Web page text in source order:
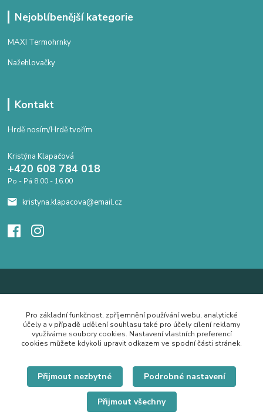
Nejoblíbenější kategorie
MAXI Termohrnky
Nažehlovačky
Kontakt
Hrdě nosím/Hrdě tvořím
Kristýna Klapačová
+420 608 784 018
Po - Pá 8.00 - 16.00
kristyna.klapacova@email.cz
Pro základní funkčnost, zpříjemnění používání webu, analytické
účely a v případě udělení souhlasu také pro účely cílení reklamy
využíváme soubory cookies. Nastavení vlastních preferencí
cookies můžete kdykoli upravit odkazem ve spodní části stránek.
Přijmout nezbytné Podrobné nastavení
Přijmout všechny